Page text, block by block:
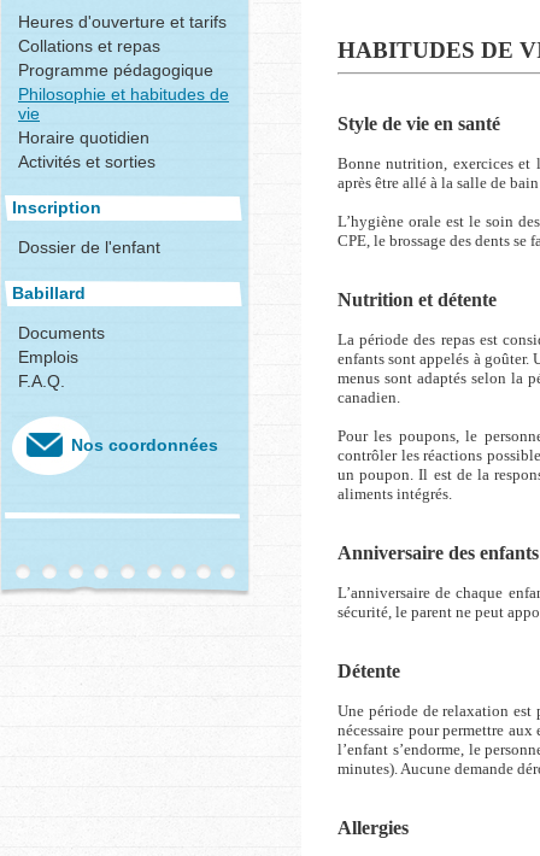
Heures d'ouverture et tarifs
Collations et repas
Programme pédagogique
Philosophie et habitudes de
vie
Horaire quotidien
Activités et sorties
Inscription
Dossier de l'enfant
Babillard
Documents
Emplois
F.A.Q.
Nos coordonnées
HABITUDES DE
Style de vie en santé
Bonne nutrition, exercices et
après être allé à la salle de
L’hygiène orale est le soin
CPE, le brossage des dents se
Nutrition et détente
La période des repas est
enfants sont appelés à
menus sont adaptés selon la
canadien.
Pour les poupons, le
contrôler les réactions
un poupon. Il est de la
aliments intégrés.
Anniversaire des enfants
L’anniversaire de chaque
sécurité, le parent ne peut
Détente
Une période de relaxation est
nécessaire pour permettre
l’enfant s’endorme, le
minutes). Aucune demande
Allergies